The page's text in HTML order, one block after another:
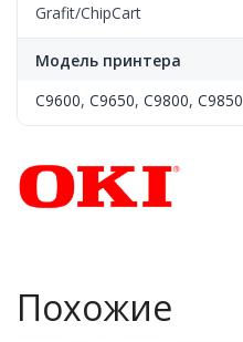
Grafit/ChipCart
Модель принтера
C9600, C9650, C9800, C9850
Похожие